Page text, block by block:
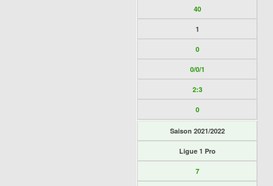
40
1
0
0/0/1
2:3
0
Saison 2021/2022
Ligue 1 Pro
7